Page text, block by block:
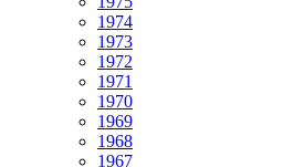
1974
1973
1972
1971
1970
1969
1968
1967